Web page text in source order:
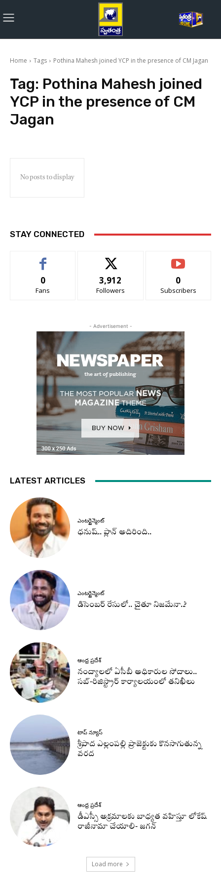
Home Tags Pothina Mahesh joined YCP in the presence of CM Jagan
Tag: Pothina Mahesh joined
YCP in the presence of CM
Jagan
No posts to display
STAY CONNECTED
0
Fans
3,912
Followers
0
Subscribers
- Advertisement -
LATEST ARTICLES
ఎంటర్టైన్మెంట్
ధనుష్‌.. ప్లాన్ అదిరింది..
ఎంటర్టైన్మెంట్
డిసెంబర్ రేసులో.. చైతూ నిజమేనా..?
ఆంధ్ర ప్రదేశ్
నంద్యాలలో ఏసీబీ అధికారుల సోదాలు..
సబ్-రిజిస్ట్రార్ కార్యాలయంలో తనిఖీలు
టాప్ న్యూస్
శ్రీపాద ఎల్లంపల్లి ప్రాజెక్టుకు కొనసాగుతున్న
వరద
ఆంధ్ర ప్రదేశ్
డీఎస్సీ అక్రమాలకు బాధ్యత వహిస్తూ లోకేష్‌
రాజీనామా చేయాలి- జగన్
Load more